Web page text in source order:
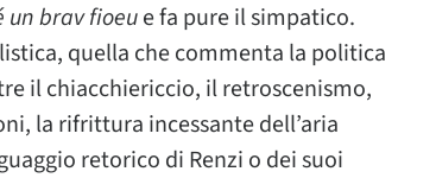
un brav fioeue fa pure il simpatico.
quella che commenta la politica
il chiacchiericcio, il retroscenismo,
la rifrittura incessante dell’aria
retorico di Renzi o dei suoi